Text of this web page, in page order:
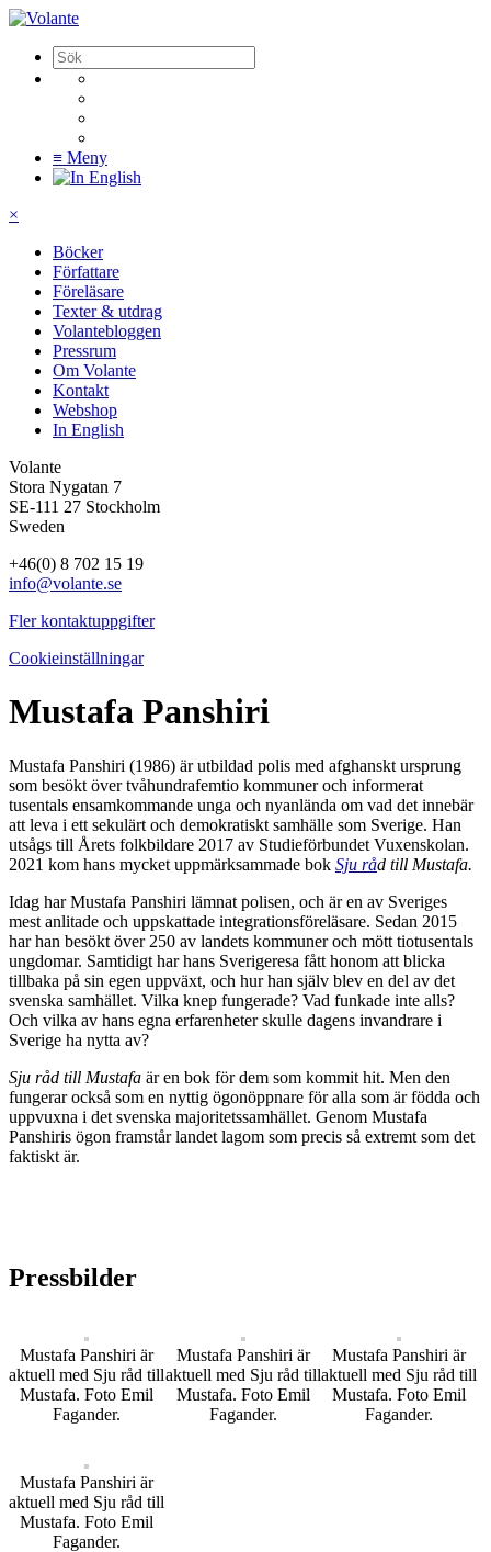
≡ Meny
×
Böcker
Författare
Föreläsare
Texter & utdrag
Volantebloggen
Pressrum
Om Volante
Kontakt
Webshop
In English
Volante
Stora Nygatan 7
SE-111 27 Stockholm
Sweden
+46(0) 8 702 15 19
info@volante.se
Fler kontaktuppgifter
Cookieinställningar
Mustafa Panshiri
Mustafa Panshiri (1986) ärutbildad polis med afghanskt ursprung
som besökt över tvåhundrafemtio kommuner och informerat
tusentals ensamkommande unga och nyanlända om vad det innebär
att leva i ett sekulärt och demokratiskt samhälle som Sverige. Han
utsågs till Årets folkbildare 2017 av Studieförbundet Vuxenskolan.
2021 kom hans mycket uppmärksammade bok Sju råd till Mustafa.
Idag har Mustafa Panshiri lämnat polisen, och är en av Sveriges
mest anlitade och uppskattade integrationsföreläsare. Sedan 2015
har han besökt över 250 av landets kommuner och mött tiotusentals
ungdomar. Samtidigt har hans Sverigeresa fått honom att blicka
tillbaka på sin egen uppväxt, och hur han själv blev en del av det
svenska samhället. Vilka knep fungerade? Vad funkade inte alls?
Och vilka av hans egna erfarenheter skulle dagens invandrare i
Sverige ha nytta av?
Sju råd till Mustafa är en bok för dem som kommit hit. Men den
fungerar också som en nyttig ögonöppnare för alla som är födda och
uppvuxna i det svenska majoritetssamhället. Genom Mustafa
Panshiris ögon framstår landet lagom som precis så extremt som det
faktiskt är.
Pressbilder
Mustafa Panshiri är
aktuell med Sju råd till
Mustafa. Foto Emil
Fagander.
Mustafa Panshiri är
aktuell med Sju råd till
Mustafa. Foto Emil
Fagander.
Mustafa Panshiri är
aktuell med Sju råd till
Mustafa. Foto Emil
Fagander.
Mustafa Panshiri är
aktuell med Sju råd till
Mustafa. Foto Emil
Fagander.